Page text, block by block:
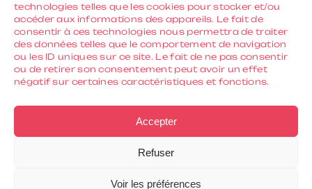
technologies telles que les cookies pour stocker et/ou
accéder aux informations des appareils. Le fait de
consentir à ces technologies nous permettra de traiter
des données telles que le comportement de navigation
ou les ID uniques sur ce site. Le fait de ne pas consentir
ou de retirer son consentement peut avoir un effet
négatif sur certaines caractéristiques et fonctions.
Accepter
Refuser
Voir les préférences
#ARCADIUMANNECY
Arcadium Annecy
32, Boulevard du fier
74000 Annecy – France
arcadium@annecy.fr